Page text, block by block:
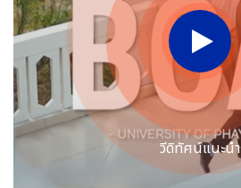
วีดิทัศน์แนะนำ